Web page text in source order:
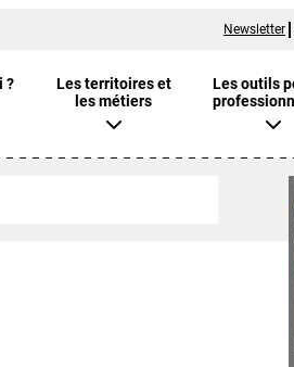
Newsletter
?
Les territoires et
les métiers
Les outils